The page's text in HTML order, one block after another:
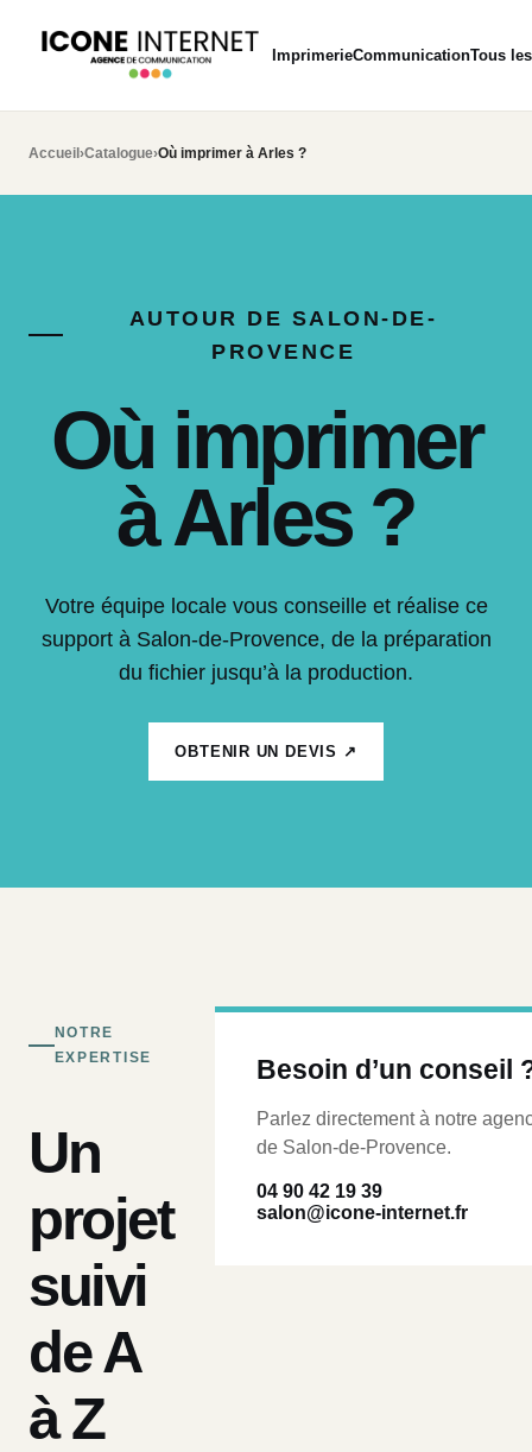
ImprimerieCommunicationTous
Accueil ›Catalogue›Où imprimer à Arles ?
AUTOUR DE SALON-DE-
PROVENCE
Où imprimer
à Arles ?
Votre équipe locale vous conseille et réalise ce
support à Salon-de-Provence, de la préparation
du fichier jusqu’à la production.
OBTENIR UN DEVIS ↗
NOTRE
EXPERTISE
Un
projet
suivi
de A
à Z
Besoin d’un conseil
Parlez directement à notre
de Salon-de-Provence.
04 90 42 19 39
salon@icone-internet.fr